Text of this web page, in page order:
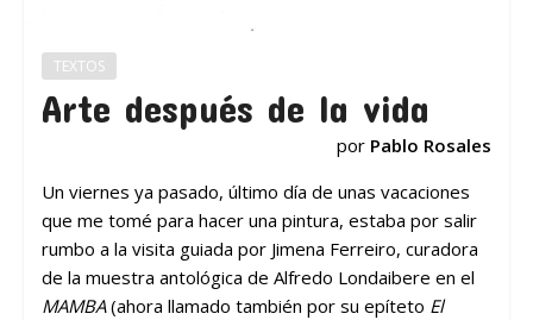
TEXTOS
Arte después de la vida
por Pablo Rosales
Un viernes ya pasado, último día de unas vacaciones
que me tomé para hacer una pintura, estaba por salir
rumbo a la visita guiada por Jimena Ferreiro, curadora
de la muestra antológica de Alfredo Londaibere en el
MAMBA(ahora llamado también por su epíteto El